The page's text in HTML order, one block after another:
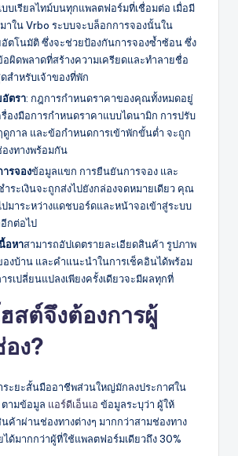
บบเรียลไทม์บนทุกแพลตฟอร์มที่เชื่อมต่อ เมื่อมี
มาใน Vrbo ระบบจะบล็อกการจองนั้นใน
อัตโนมัติ ซึ่งจะช่วยป้องกันการจองซ้ำซ้อน ซึ่ง
อผิดพลาดที่สร้างความเครียดและทำลายชื่อ
สำหรับเจ้าของที่พัก
อัตรา: กฎการกำหนดราคาของคุณทั้งหมดอยู่
รื่องมือการกำหนดราคาแบบไดนามิก การปรับ
ดูกาล และข้อกำหนดการเข้าพักขั้นต่ำ จะถูก
งทางพร้อมกัน
รจองข้อมูลแขก การยืนยันการจอง และ
ระเงินจะถูกส่งไปยังกล่องจดหมายเดียว คุณ
มาระหว่างแดชบอร์ดและหน้าจอเข้าสู่ระบบ
กต่อไป
อหาสามารถอัปเดตรายละเอียดสินค้า รูปภาพ
องบ้าน และคำแนะนำในการเช็คอินได้พร้อม
รเปลี่ยนแปลงเพียงครั้งเดียวจะมีผลทุกที่
สต์จึงต้องการผู้
ง?
ระยะสั้นมืออาชีพส่วนใหญ่มักลงประกาศใน
ามข้อมูล แอร์ดีเอ็นเอ ข้อมูลระบุว่า ผู้ให้
ค้าผ่านช่องทางต่างๆ มากกว่าสามช่องทาง
ได้มากกว่าผู้ที่ใช้แพลตฟอร์มเดียวถึง 30%